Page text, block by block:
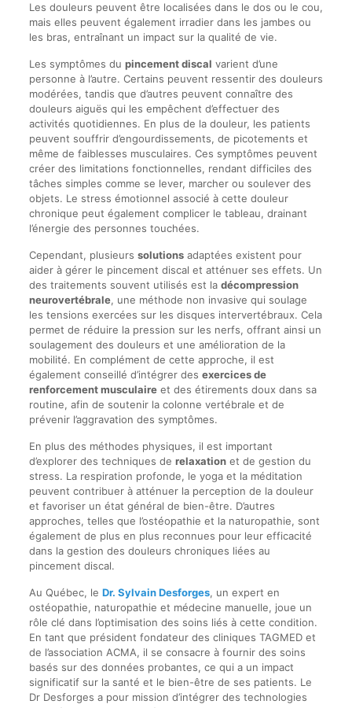
Les douleurs peuvent être localisées dans le dos ou le cou,
mais elles peuvent également irradier dans les jambes ou
les bras, entraînant un impact sur la qualité de vie.
Les symptômes du pincement discal varient d’une
personne à l’autre. Certains peuvent ressentir des douleurs
modérées, tandis que d’autres peuvent connaître des
douleurs aiguës qui les empêchent d’effectuer des
activités quotidiennes. En plus de la douleur, les patients
peuvent souffrir d’engourdissements, de picotements et
même de faiblesses musculaires. Ces symptômes peuvent
créer des limitations fonctionnelles, rendant difficiles des
tâches simples comme se lever, marcher ou soulever des
objets. Le stress émotionnel associé à cette douleur
chronique peut également complicer le tableau, drainant
l’énergie des personnes touchées.
Cependant, plusieurs solutionsadaptées existent pour
aider à gérer le pincement discal et atténuer ses effets. Un
des traitements souvent utilisés est la décompression
neurovertébrale, une méthode non invasive qui soulage
les tensions exercées sur les disques intervertébraux. Cela
permet de réduire la pression sur les nerfs, offrant ainsi un
soulagement des douleurs et une amélioration de la
mobilité. En complément de cette approche, il est
également conseillé d’intégrer des exercices de
renforcement musculaireet des étirements doux dans sa
routine, afin de soutenir la colonne vertébrale et de
prévenir l’aggravation des symptômes.
En plus des méthodes physiques, il est important
d’explorer des techniques de relaxationet de gestion du
stress. La respiration profonde, le yoga et la méditation
peuvent contribuer à atténuer la perception de la douleur
et favoriser un état général de bien-être. D’autres
approches, telles que l’ostéopathie et la naturopathie, sont
également de plus en plus reconnues pour leur efficacité
dans la gestion des douleurs chroniques liées au
pincement discal.
Au Québec, le Dr. Sylvain Desforges, un expert en
ostéopathie, naturopathie et médecine manuelle, joue un
rôle clé dans l’optimisation des soins liés à cette condition.
En tant que président fondateur des cliniques TAGMED et
de l’association ACMA, il se consacre à fournir des soins
basés sur des données probantes, ce qui a un impact
significatif sur la santé et le bien-être de ses patients. Le
Dr Desforges a pour mission d’intégrer des technologies